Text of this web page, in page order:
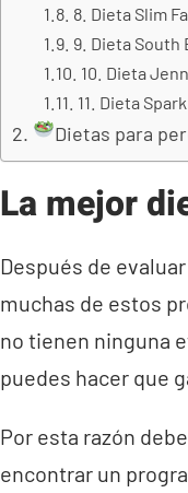
8. Dieta Slim
9. Dieta South
10. Dieta
11. Dieta
Dietas para
La mejor
Después de
muchas de estos
no tienen ninguna
puedes hacer que
Por esta razón
encontrar un